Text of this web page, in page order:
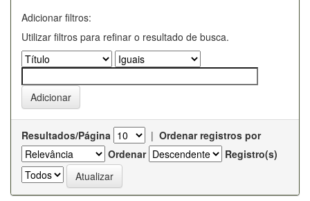
Adicionar filtros:
Utilizar filtros para refinar o resultado de busca.
Resultados/Página | Ordenar registros por
Ordenar
Registro(s)